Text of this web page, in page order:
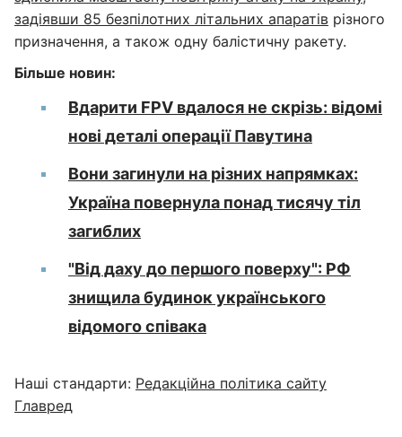
задіявши 85 безпілотних літальних апаратів різного
призначення, а також одну балістичну ракету.
Більше новин:
Вдарити FPV вдалося не скрізь: відомі
нові деталі операції Павутина
Вони загинули на різних напрямках:
Україна повернула понад тисячу тіл
загиблих
"Від даху до першого поверху": РФ
знищила будинок українського
відомого співака
Наші стандарти: Редакційна політика сайту
Главред